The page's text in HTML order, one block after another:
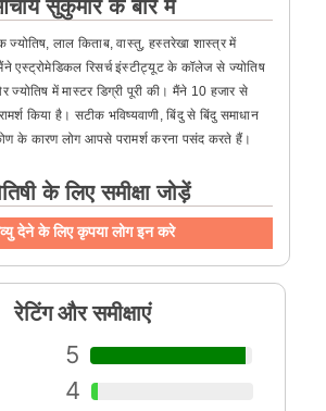
सुकुमार के बारे में
लाल किताब, वास्तु, हस्तरेखा शास्त्र में
एस्ट्रोमेडिकल रिसर्च इंस्टीट्यूट के कॉलेज से ज्योतिष
ज्योतिष में मास्टर डिग्री पूरी की। मैंने 10 हजार से
किया है। सटीक भविष्यवाणी, बिंदु से बिंदु समाधान
के कारण लोग आपसे परामर्श करना पसंद करते हैं।
के लिए समीक्षा जोड़ें
देने के लिए कृपया लोग इन करे
रेटिंग और समीक्षाएं
5
4